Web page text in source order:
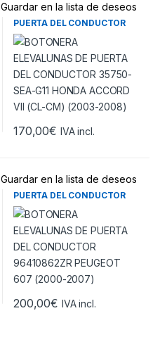
Guardar en la lista de deseos
BOTONERA ELEVALUNAS DE
PUERTA DEL CONDUCTOR
35750-SEA-G11 HONDA
ACCORD VII (CL-CM) (2003-
2008)
170,00€ IVA incl.
Guardar en la lista de deseos
BOTONERA ELEVALUNAS DE
PUERTA DEL CONDUCTOR
96410862ZR PEUGEOT 607
(2000-2007)
200,00€ IVA incl.